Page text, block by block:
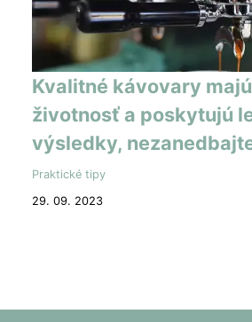
Kvalitné kávovary
životnosť a poskytujú
výsledky,
Praktické tipy
29. 09. 2023